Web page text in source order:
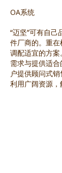
OA系统
“迈坚”可有自
件厂商的。重
调配适宜的方
需求与提供适
户提供顾问式
利用广阔资源